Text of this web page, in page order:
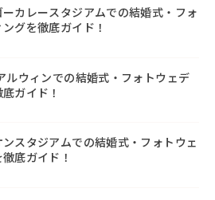
カレースタジアムでの結婚式・フォ
ングを徹底ガイド！
ルウィンでの結婚式・フォトウェデ
ガイド！
スタジアムでの結婚式・フォトウェ
底ガイド！